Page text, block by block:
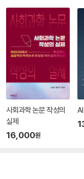
사회과학 논문 작성의
실제
16,000원